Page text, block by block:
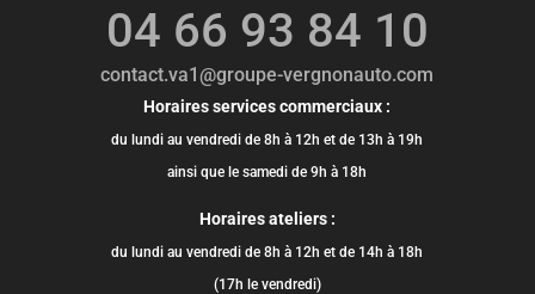
04 66 93 84 10
contact.va1@groupe-vergnonauto.com
Horaires services commerciaux :
du lundi au vendredi de 8h à 12h et de 13h à 19h
ainsi que le samedi de 9h à 18h
Horaires ateliers :
du lundi au vendredi de 8h à 12h et de 14h à 18h
(17h le vendredi)